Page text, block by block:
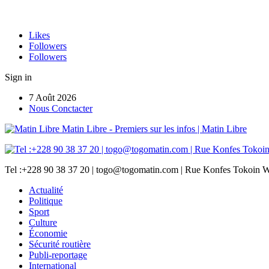
Likes
Followers
Followers
Sign in
7 Août 2026
Nous Conctacter
Matin Libre - Premiers sur les infos | Matin Libre
Tel :+228 90 38 37 20 | togo@togomatin.com | Rue Konfes Tokoin
Actualité
Politique
Sport
Culture
Économie
Sécurité routière
Publi-reportage
International